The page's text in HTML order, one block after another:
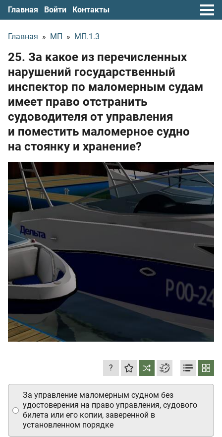
Главная Войти Контакты
Главная » МП » МП.1.3
25. За какое из перечисленных
нарушений государственный
инспектор по маломерным судам
имеет право отстранить
судоводителя от управления
и поместить маломерное судно
на стоянку и хранение?
?
За управление маломерным судном без
удостоверения на право управления, судового
билета или его копии, заверенной в
установленном порядке